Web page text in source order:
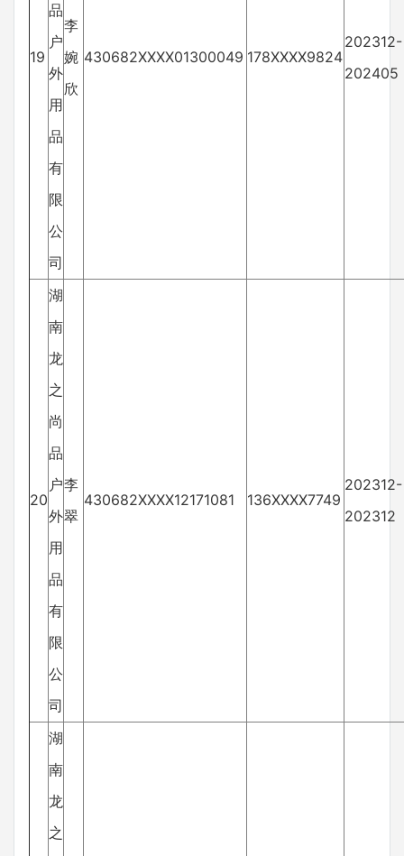
19
品
户
外
用
品
有
限
公
司
李
婉
欣
430682XXXX01300049 178XXXX9824
202312-
202405
20
湖
南
龙
之
尚
品
户
外
用
品
有
限
公
司
李
翠
430682XXXX12171081 136XXXX7749
202312-
202312
湖
南
龙
之